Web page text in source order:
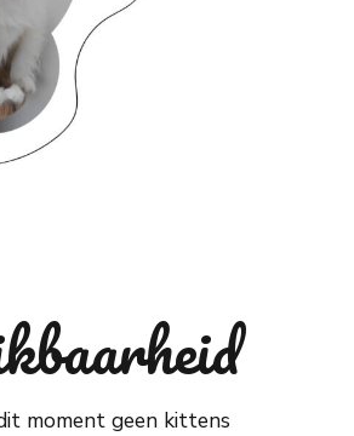
moment geen kittens